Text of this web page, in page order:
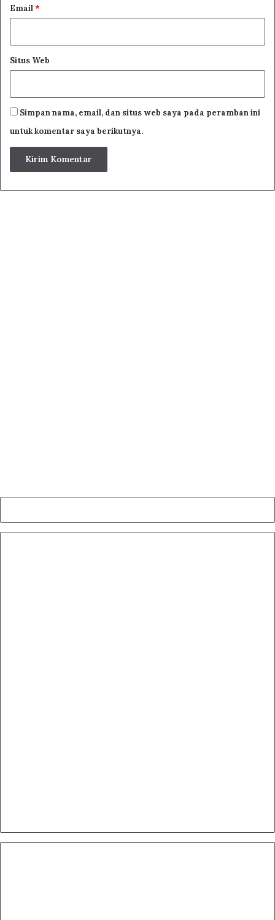
Email*
Situs Web
Simpan nama, email, dan situs web saya pada peramban ini
untuk komentar saya berikutnya.